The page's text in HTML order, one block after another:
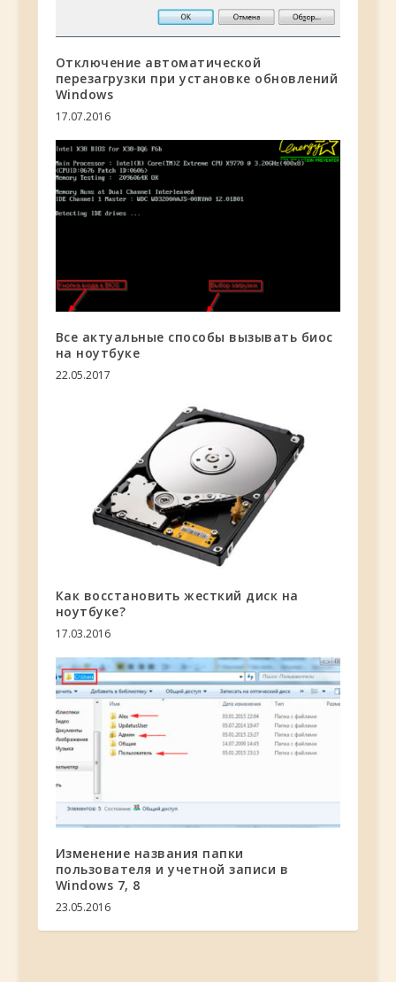
Отключение автоматической
перезагрузки при установке обновлений
Windows
17.07.2016
Все актуальные способы вызывать биос
на ноутбуке
22.05.2017
Как восстановить жесткий диск на
ноутбуке?
17.03.2016
Изменение названия папки
пользователя и учетной записи в
Windows 7, 8
23.05.2016